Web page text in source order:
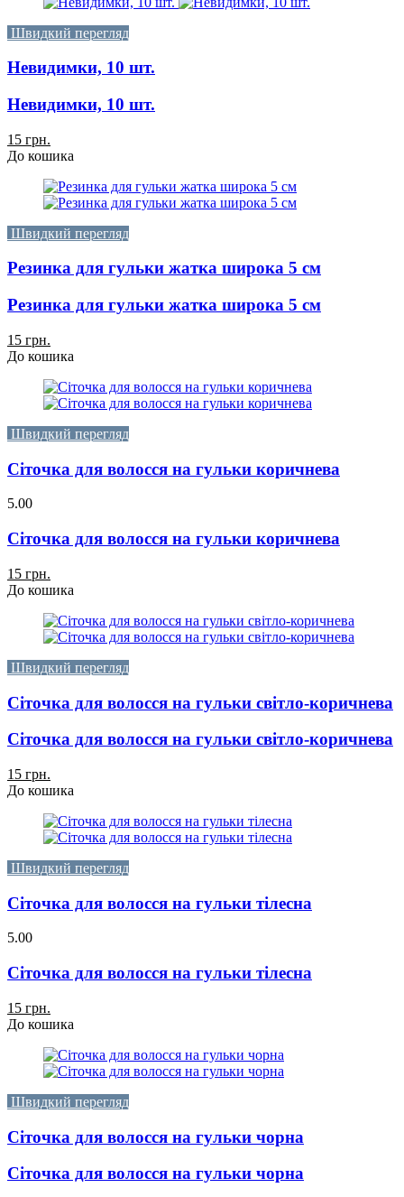
Швидкий перегляд
Невидимки, 10 шт.
Невидимки, 10 шт.
15 грн.
До кошика
Швидкий перегляд
Резинка для гульки жатка широка 5 см
Резинка для гульки жатка широка 5 см
15 грн.
До кошика
Швидкий перегляд
Сіточка для волосся на гульки коричнева
5.00
Сіточка для волосся на гульки коричнева
15 грн.
До кошика
Швидкий перегляд
Сіточка для волосся на гульки світло-коричнева
Сіточка для волосся на гульки світло-коричнева
15 грн.
До кошика
Швидкий перегляд
Сіточка для волосся на гульки тілесна
5.00
Сіточка для волосся на гульки тілесна
15 грн.
До кошика
Швидкий перегляд
Сіточка для волосся на гульки чорна
Сіточка для волосся на гульки чорна